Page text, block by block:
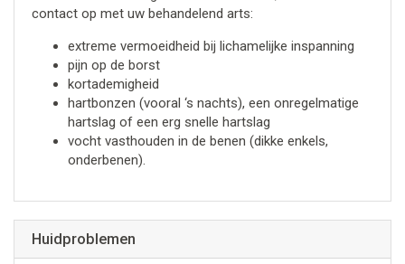
contact op met uw behandelend arts:
extreme vermoeidheid bij lichamelijke inspanning
pijn op de borst
kortademigheid
hartbonzen (vooral ‘s nachts), een onregelmatige
hartslag of een erg snelle hartslag
vocht vasthouden in de benen (dikke enkels,
onderbenen).
Huidproblemen